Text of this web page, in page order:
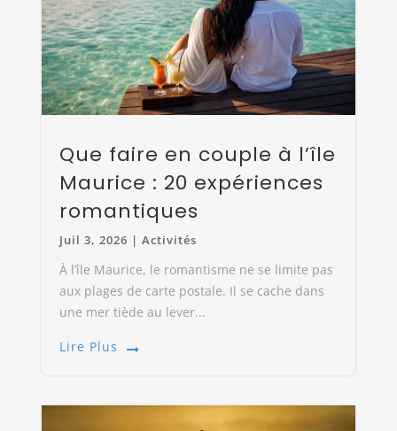
Que faire en couple à l’île
Maurice : 20 expériences
romantiques
Juil 3, 2026 | Activités
À l’île Maurice, le romantisme ne se limite pas
aux plages de carte postale. Il se cache dans
une mer tiède au lever...
Lire Plus